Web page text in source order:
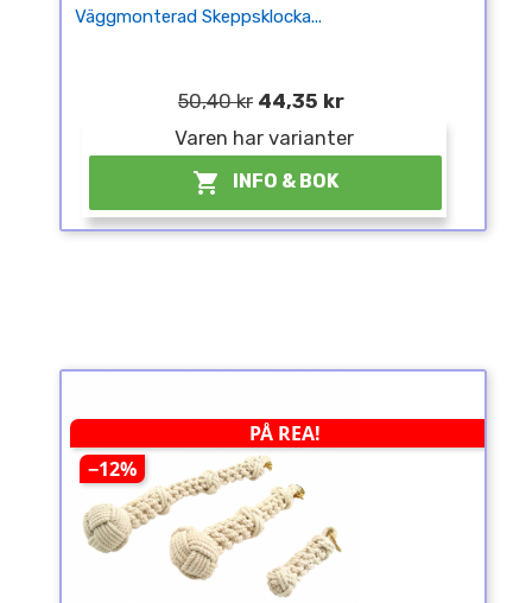
Väggmonterad Skeppsklocka...
50,40 kr 44,35 kr
Varen har varianter
 INFO & BOK
PÅ REA!
−12%